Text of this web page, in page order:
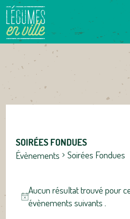
Skip
content
SOIRÉES FONDUES
Évènements
Soirées Fondues
Notice
Aucun résultat trouvé pour
évènements suivants .
NAVIGATION
NAVIGATION